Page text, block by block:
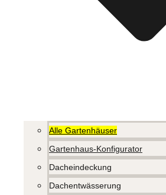
Alle Gartenhäuser
Gartenhaus-Konfigurator
Dacheindeckung
Dachentwässerung